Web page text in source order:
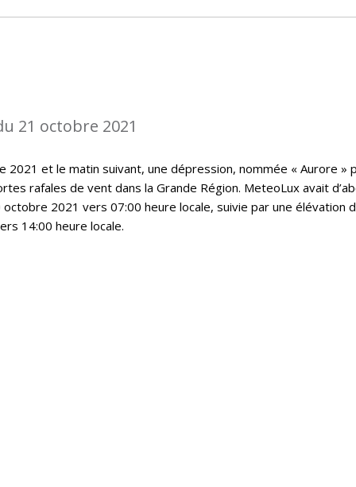
21 octobre 2021
2021 et le matin suivant, une dépression, nommée « Aurore »
rafales de vent dans la Grande Région. MeteoLux avait
2021 vers 07:00 heure locale, suivie par une élévation
14:00 heure locale.